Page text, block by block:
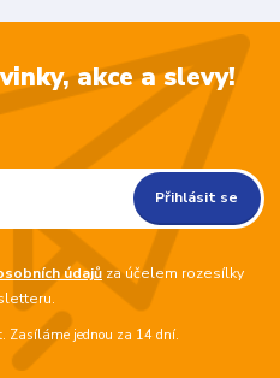
akce a slevy!
Přihlásit se
údajůza účelem rozesílky
Zasíláme jednou za 14 dní.